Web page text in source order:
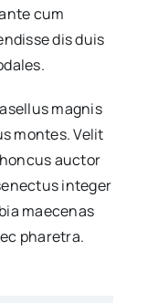
cum
dis duis
magnis
montes. Velit
auctor
integer
maecenas
pharetra.